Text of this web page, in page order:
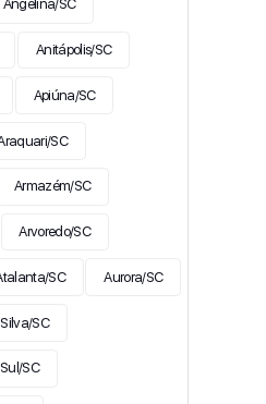
Angelina/SC
Anitápolis/SC
Apiúna/SC
SC
Armazém/SC
Arvoredo/SC
SC Aurora/SC
SC
SC